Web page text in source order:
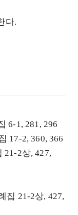
다.
6-1, 281, 296
17-2, 360, 366
21-2상, 427,
집 21-2상, 427,